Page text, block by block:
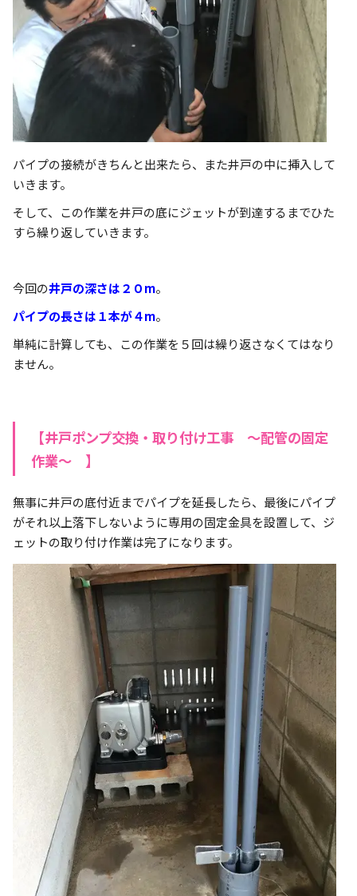
パイプの接続がきちんと出来たら、また井戸の中に挿入して
いきます。
そして、この作業を井戸の底にジェットが到達するまでひた
すら繰り返していきます。
今回の井戸の深さは２０m。
パイプの長さは１本が４m。
単純に計算しても、この作業を５回は繰り返さなくてはなり
ません。
【井戸ポンプ交換・取り付け工事 ～配管の固定
作業～ 】
無事に井戸の底付近までパイプを延長したら、最後にパイプ
がそれ以上落下しないように専用の固定金具を設置して、ジ
ェットの取り付け作業は完了になります。